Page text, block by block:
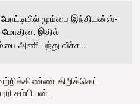
மும்பை இந்தியன்ஸ்-
இதில்
அணி பந்து வீச்ச...
கிறிக்கெட்
சம்பியன்..